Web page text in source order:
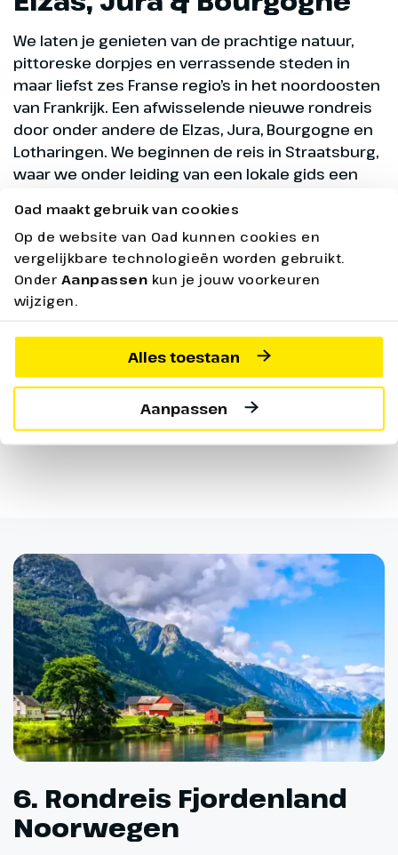
Oad maakt gebruik van cookies
Op de website van Oad kunnen cookies en
vergelijkbare technologieën worden gebruikt.
Onder Aanpassen kun je jouw voorkeuren
wijzigen.
Alles toestaan
Aanpassen
We laten je genieten van de prachtige natuur,
pittoreske dorpjes en verrassende steden in
maar liefst zes Franse regio’s in het noordoosten
van Frankrijk. Een afwisselende nieuwe rondreis
door onder andere de Elzas, Jura, Bourgogne en
Lotharingen. We beginnen de reis in Straatsburg,
waar we onder leiding van een lokale gids een
kathedraal en bezoeken de pittoreske wijk ‘la
petite France’. Vervolgens reizen we nog door
naar Kaysersberg, het schilderachtige Colmar,
het middeleeuwse Yvoire en Nancy. Onderweg
genieten we uiteraard van de Franse wijnen en
tijdens deze rondreis door Frankrijk. Ga je mee op
ontdekkingsreis naar de cultuur, historie en
heerlijke streekproducten van de Elzas, Jura en
6. Rondreis Fjordenland
Noorwegen